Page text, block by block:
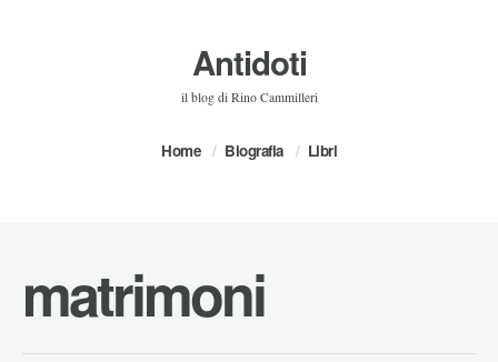
Antidoti
il blog di Rino Cammilleri
Home Biografia Libri
matrimoni